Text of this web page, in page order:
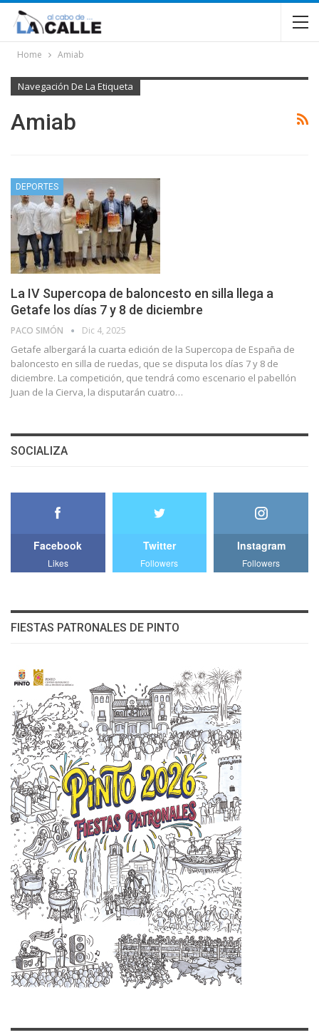
Home Amiab
Navegación De La Etiqueta
Amiab
DEPORTES
La IV Supercopa de baloncesto en silla llega a
Getafe los días 7 y 8 de diciembre
PACO SIMÓN Dic 4, 2025
Getafe albergará la cuarta edición de la Supercopa de España de
baloncesto en silla de ruedas, que se disputa los días 7 y 8 de
diciembre. La competición, que tendrá como escenario el pabellón
Juan de la Cierva, la disputarán cuatro…
SOCIALIZA
Facebook
Likes
Twitter
Followers
Instagram
Followers
FIESTAS PATRONALES DE PINTO